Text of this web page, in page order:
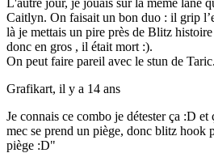
Caitlyn. On faisait un bon duo : il grip
là je mettais un pire près de Blitz histoire
donc en gros , il était mort :).
On peut faire pareil avec le stun de Taric.
Grafikart, il y a 14 ans
Je connais ce combo je détester ça :D
mec se prend un piège, donc blitz hook
piège :D"